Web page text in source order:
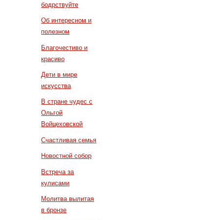
бодрствуйте
Об интересном и
полезном
Благочестиво и
красиво
Дети в мире
искусства
В стране чудес с
Ольгой
Войцеховской
Счастливая семья
Новостной собор
Встреча за
кулисами
Молитва вылитая
в бронзе